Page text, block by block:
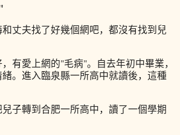
丈夫找了好幾個網吧，都沒有找到兒
有愛上網的"毛病"。自去年初中畢業，
。進入臨泉縣一所高中就讀後，這種
子轉到合肥一所高中，讀了一個學期